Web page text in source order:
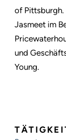
of Pittsburgh.
Jasmeet im
und
Young.